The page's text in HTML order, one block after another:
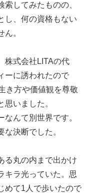
してみたものの、
し、何の資格もない
。
株式会社LITAの代
ーに誘われたので
き方や価値観を尊敬
思いました。
んて別世界です。
決断でした。
る丸の内まで出かけ
キラ光っていた。思
めて1人で歩いたので